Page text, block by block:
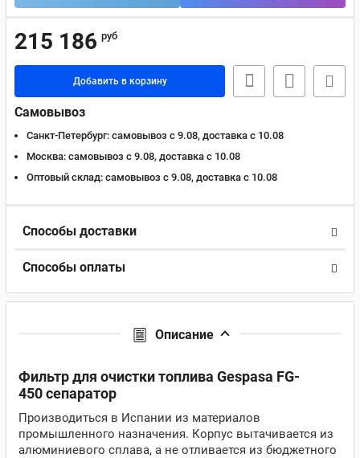
215 186 руб
Добавить в корзину
Самовывоз
Санкт-Петербург: самовывоз с 9.08, доставка c 10.08
Москва: самовывоз с 9.08, доставка c 10.08
Оптовый склад: самовывоз с 9.08, доставка c 10.08
Способы доставки
Способы оплаты
Описание
Фильтр для очистки топлива Gespasa FG-
450 сепаратор
Производиться в Испании из материалов
промышленного назначения. Корпус вытачивается из
алюминиевого сплава, а не отливается из бюджетного